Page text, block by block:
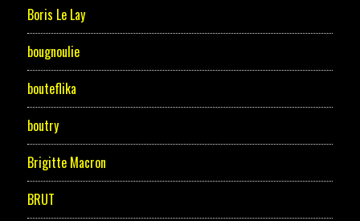
Boris Le Lay
bougnoulie
bouteflika
boutry
Brigitte Macron
BRUT